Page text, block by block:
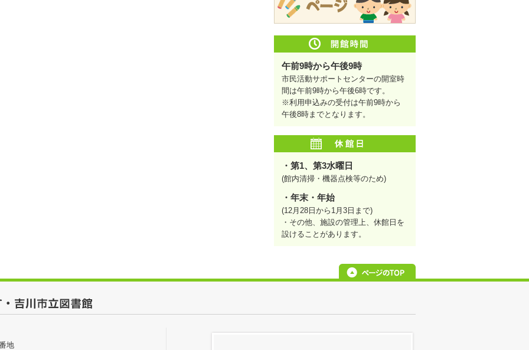
午前9時から午後9時
市民活動サポートセンターの開室時
間は午前9時から午後6時です。
※利用申込みの受付は午前9時から
午後8時までとなります。
・第1、第3水曜日
(館内清掃・機器点検等のため)
・年末・年始
(12月28日から1月3日まで)
・その他、施設の管理上、休館日を
設けることがあります。
地